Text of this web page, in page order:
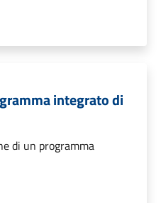
integrato di
di un programma